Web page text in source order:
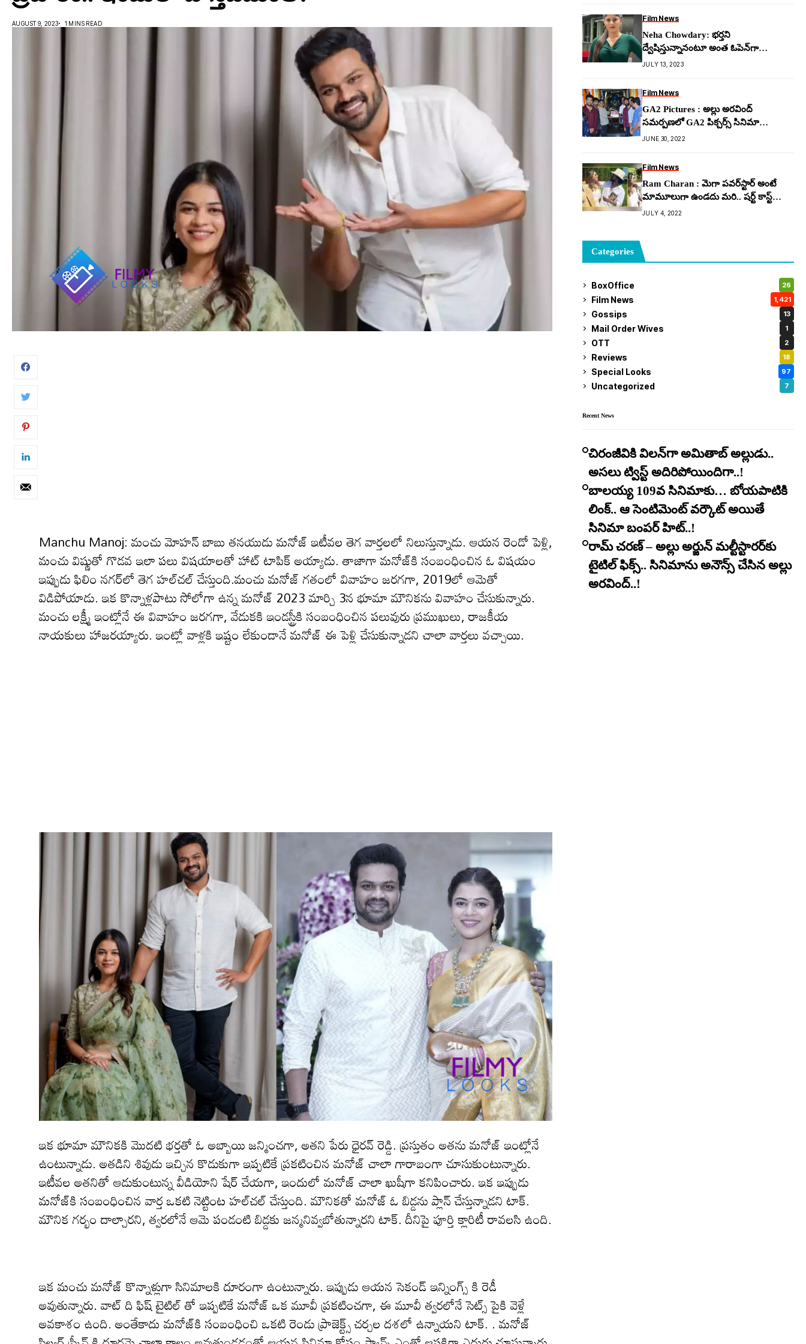
AUGUST 9, 2023 1 MINS READ
Manchu Manoj: మంచు మోహ‌న్ బాబు త‌నయుడు మ‌నోజ్ ఇటీవ‌ల తెగ వార్త‌ల‌లో నిలుస్తున్నాడు. ఆయ‌న రెండో పెళ్లి,
మంచు విష్ణుతో గొడ‌వ ఇలా పలు విష‌యాల‌తో హాట్ టాపిక్ అయ్యాడు. తాజాగా మ‌నోజ్‌కి సంబంధించిన ఓ విష‌యం
ఇప్పుడు ఫిలిం న‌గ‌ర్‌లో తెగ హ‌ల్‌చ‌ల్ చేస్తుంది.మంచు మ‌నోజ్ గ‌తంలో వివాహం జ‌ర‌గ‌గా, 2019లో ఆమెతో
విడిపోయాడు. ఇక కొన్నాళ్ల‌పాటు సోలోగా ఉన్న మ‌నోజ్ 2023 మార్చి 3న భూమా మౌనికను వివాహం చేసుకున్నారు.
మంచు లక్ష్మీ ఇంట్లోనే ఈ వివాహం జ‌ర‌గ‌గా, వేడుక‌కి ఇండ‌స్ట్రీకి సంబంధించిన ప‌లువురు ప్రముఖులు, రాజ‌కీయ
నాయ‌కులు హాజ‌ర‌య్యారు. ఇంట్లో వాళ్ల‌కి ఇష్టం లేకుండానే మనోజ్ ఈ పెళ్లి చేసుకున్నాడ‌ని చాలా వార్త‌లు వచ్చాయి.
ఇక భూమా మౌనిక‌కి మొద‌టి భ‌ర్త‌తో ఓ అబ్బాయి జ‌న్మించ‌గా, అత‌ని పేరు ధైర‌వ్ రెడ్డి. ప్ర‌స్తుతం అత‌ను మ‌నోజ్ ఇంట్లోనే
ఉంటున్నాడు. అత‌డిని శివుడు ఇచ్చిన కొడుకుగా ఇప్పటికే ప్రకటించిన మ‌నోజ్ చాలా గారాబంగా చూసుకుంటున్నారు.
ఇటీవ‌ల అత‌నితో ఆడుకుంటున్న వీడియోని షేర్ చేయ‌గా, ఇందులో మ‌నోజ్ చాలా ఖుషీగా క‌నిపించారు. ఇక ఇప్పుడు
మ‌నోజ్‌కి సంబంధించిన వార్త ఒక‌టి నెట్టింట హ‌ల్‌చ‌ల్ చేస్తుంది. మౌనిక‌తో మనోజ్ ఓ బిడ్డ‌ను ప్లాన్ చేస్తున్నాడ‌ని టాక్.
మౌనిక గర్భం దాల్చారని, త్వ‌ర‌లోనే ఆమె పండంటి బిడ్డ‌కు జ‌న్మ‌నివ్వ‌బోతున్నార‌ని టాక్. దీనిపై పూర్తి క్లారిటీ రావ‌ల‌సి ఉంది.
ఇక మంచు మనోజ్ కొన్నాళ్లుగా సినిమాల‌కి దూరంగా ఉంటున్నారు. ఇప్పుడు ఆయ‌న సెకండ్ ఇన్నింగ్స్ కి రెడీ
అవుతున్నారు. వాట్ ది ఫిష్ టైటిల్ తో ఇప్ప‌టికే మనోజ్ ఒక మూవీ ప్రకటించ‌గా, ఈ మూవీ త్వ‌ర‌లోనే సెట్స్ పైకి వెళ్లే
అవ‌కాశం ఉంది. అంతేకాదు మనోజ్‌కి సంబంధించి ఒకటి రెండు ప్రాజెక్ట్స్ చర్చల దశలో ఉన్నాయని టాక్. . మనోజ్
Film News
Neha Chowdary: భ‌ర్త‌ని
ద్వేషిస్తున్నానంటూ అంత ఓపెన్‌గా
చెప్పేసిందేంటి.. బిగ్ బాస్ భామ
JULY 13, 2023
Film News
GA2 Pictures : అల్లు అరవింద్
సమర్పణలో GA2 పిక్చర్స్ సినిమా
ప్రారంభం..
JUNE 30, 2022
Film News
Ram Charan : మెగా పవర్‌స్టార్ అంటే
మామూలుగా ఉండదు మరి.. షర్ట్ కాస్ట్
ఎంతో తెలుసా!
JULY 4, 2022
Categories
BoxOffice 26
Film News 1,421
Gossips 13
Mail Order Wives 1
OTT 2
Reviews 18
Special Looks 97
Uncategorized 7
Recent News
చిరంజీవికి విలన్‌గా అమితాబ్ అల్లుడు..
అసలు ట్విస్ట్ అదిరిపోయిందిగా..!
బాలయ్య 109వ సినిమాకు… బోయపాటికి
లింక్.. ఆ సెంటిమెంట్ వర్కౌట్ అయితే
సినిమా బంపర్ హిట్..!
రామ్ చరణ్ – అల్లు అర్జున్ మల్టీస్టారర్​కు
టైటిల్ ఫిక్స్.. సినిమాను అనౌన్స్ చేసిన అల్లు
అరవింద్..!